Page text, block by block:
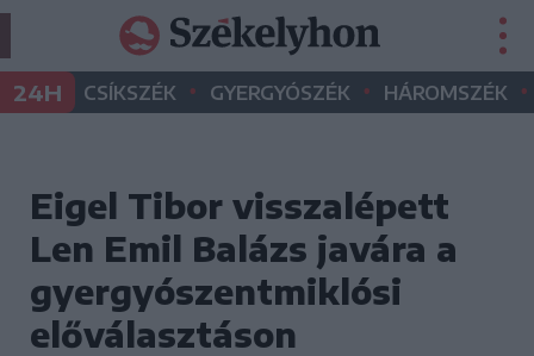
24H CSÍKSZÉK • GYERGYÓSZÉK • HÁROMSZÉK •
Eigel Tibor visszalépett
Len Emil Balázs javára a
gyergyószentmiklósi
előválasztáson